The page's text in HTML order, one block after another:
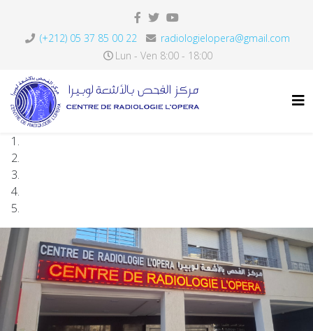
(+212) 05 37 85 00 22
radiologielopera@gmail.com
Lun - Ven 8:00 - 18:00